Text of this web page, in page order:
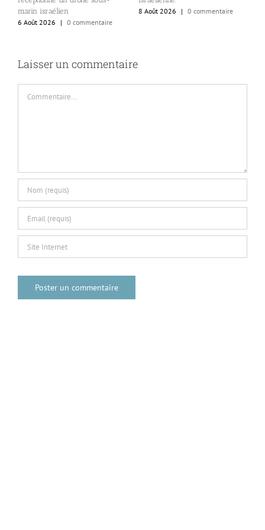
marin israélien
6 Août 2026
| 0 commentaire
8 Août 2026
| 0 commentaire
Laisser un commentaire